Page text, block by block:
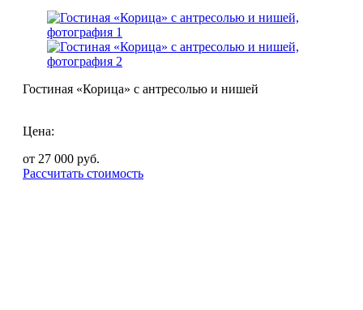
Гостиная «Корица» с антресолью и нишей
Цена:
от 27 000 руб.
Рассчитать стоимость